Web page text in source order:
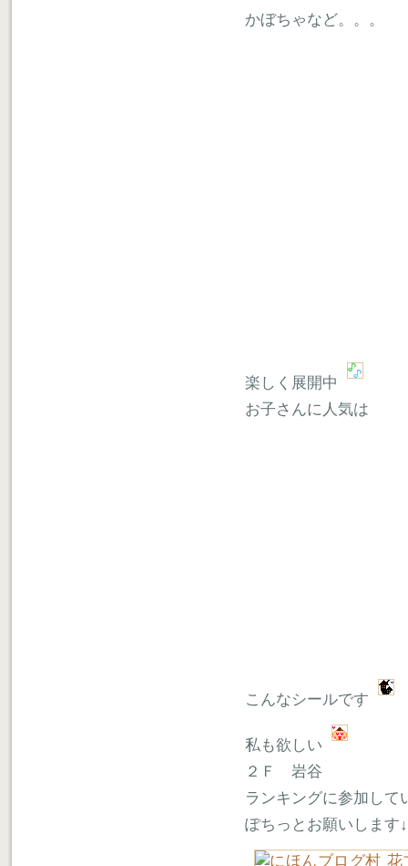
かぼちゃなど。。。
楽しく展開中
お子さんに人気は
こんなシールです
私も欲しい
２Ｆ 岩谷
ランキングに参加して
ぽちっとお願いします↓